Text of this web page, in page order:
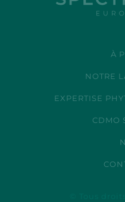
À
NOTRE
EXPERTISE
CDMO